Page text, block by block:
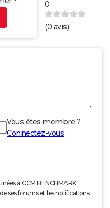
0
(0 avis)
Vous êtes membre ?
Connectez-vous
à CCM BENCHMARK
ses forums et les notifications